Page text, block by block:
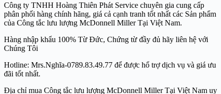
Công ty TNHH Hoàng Thiên Phát Service chuyên gia cung cấp
phân phối hàng chính hãng, giá cả cạnh tranh tốt nhất các Sản phẩm
của Công tắc lưu lượng McDonnell Miller Tại Việt Nam.
Hàng nhập khẩu 100% Từ Đức, Chứng từ đầy đủ hãy liên hệ với
Chúng Tôi
Hotline: Mrs.Nghĩa-0789.83.49.77 để được hổ trợ dịch vụ và giá ưu
đãi tốt nhất.
Địa chỉ mua Công tắc lưu lượng McDonnell Miller Tại Việt Nam uy